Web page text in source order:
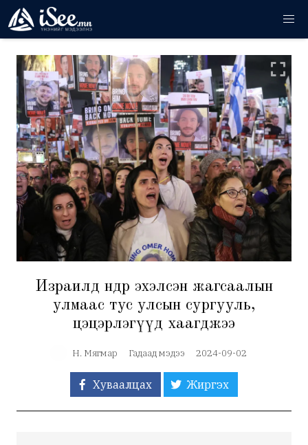
Израилд өнөөдөр эхэлсэн жагсаалын
улмаас тус улсын сургууль,
цэцэрлэгүүд хаагджээ
Н. Мягмар Гадаад мэдээ 2024-09-02
Хуваалцах Жиргэх